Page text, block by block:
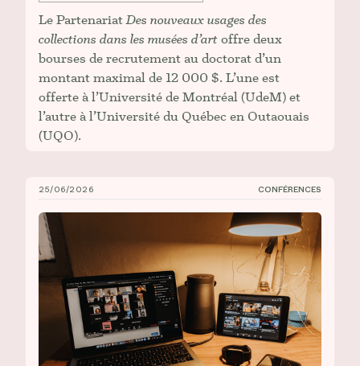
Le Partenariat Des nouveaux usages des
collections dans les musées d’art offre deux
bourses de recrutement au doctorat d’un
montant maximal de 12 000 $. L’une est
offerte à l’Université de Montréal (UdeM) et
l’autre à l’Université du Québec en Outaouais
(UQO).
Mise en ligne de la conférence de Clémentine Deliss
25/06/2026 CONFÉRENCES